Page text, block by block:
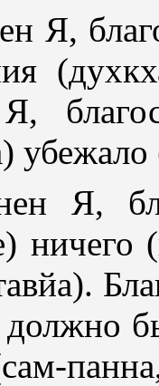
Я,
Я,
Я,
должно